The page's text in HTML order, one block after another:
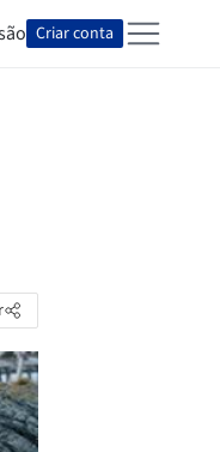
Criar conta